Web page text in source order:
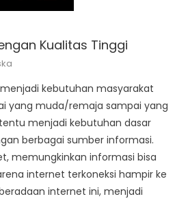
Kualitas Tinggi
kebutuhan masyarakat
yang muda/remaja sampai yang
menjadi kebutuhan dasar
berbagai sumber informasi.
memungkinkan informasi bisa
internet terkoneksi hampir ke
internet ini, menjadi